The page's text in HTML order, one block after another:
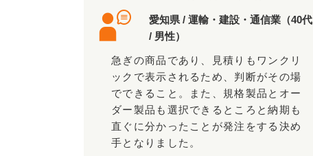
愛知県 / 運輸・建設・通信業（40代
/ 男性）
急ぎの商品であり、見積りもワンクリ
ックで表示されるため、判断がその場
でできること。また、規格製品とオー
ダー製品も選択できるところと納期も
直ぐに分かったことが発注をする決め
手となりました。